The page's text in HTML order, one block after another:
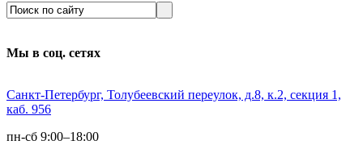
Мы в соц. сетях
Санкт-Петербург, Толубеевский переулок, д.8, к.2, секция 1,
каб. 956
пн-сб 9:00–18:00